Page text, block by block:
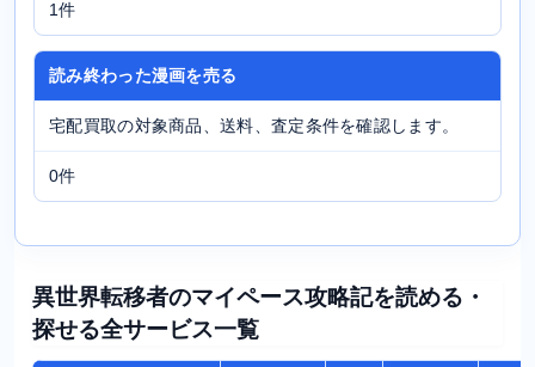
1件
読み終わった漫画を売る
宅配買取の対象商品、送料、査定条件を確認します。
0件
異世界転移者のマイペース攻略記を読める・
探せる全サービス一覧